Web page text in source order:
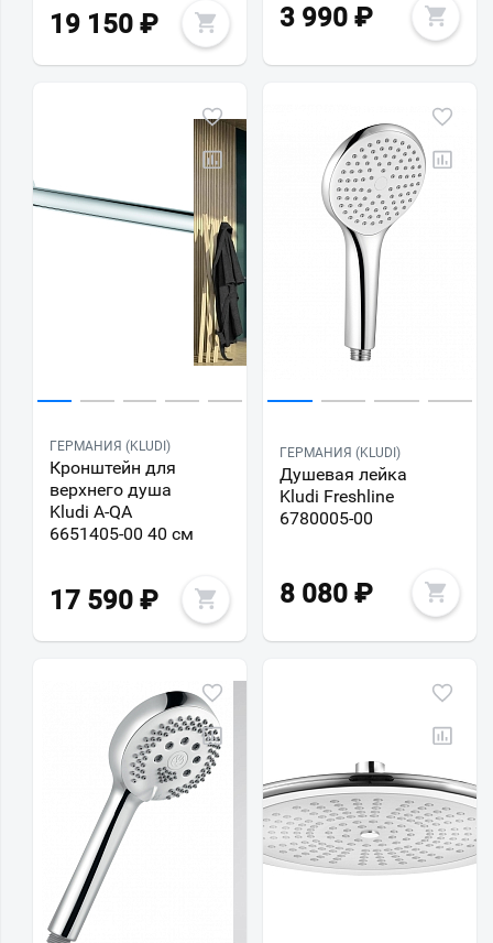
19 150 ₽ 3 990 ₽
ГЕРМАНИЯ (KLUDI)
Кронштейн для
верхнего душа
Kludi A-QA
6651405-00 40 см
17 590 ₽
ГЕРМАНИЯ (KLUDI)
Душевая лейка
Kludi Freshline
6780005-00
8 080 ₽